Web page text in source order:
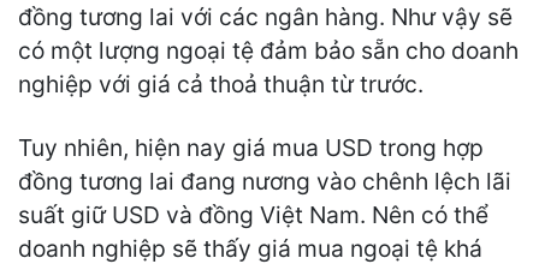
đồng tương lai với các ngân hàng. Như vậy sẽ
có một lượng ngoại tệ đảm bảo sẵn cho doanh
nghiệp với giá cả thoả thuận từ trước.
Tuy nhiên, hiện nay giá mua USD trong hợp
đồng tương lai đang nương vào chênh lệch lãi
suất giữ USD và đồng Việt Nam. Nên có thể
doanh nghiệp sẽ thấy giá mua ngoại tệ khá